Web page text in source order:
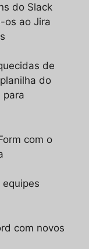
do Slack
os ao Jira
de
do
para
com o
com novos